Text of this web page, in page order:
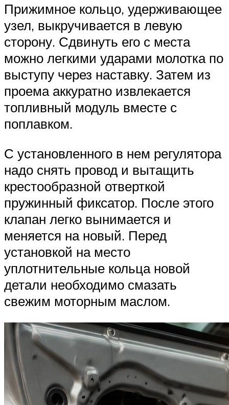
Прижимное кольцо, удерживающее
узел, выкручивается в левую
сторону. Сдвинуть его с места
можно легкими ударами молотка по
выступу через наставку. Затем из
проема аккуратно извлекается
топливный модуль вместе с
поплавком.
С установленного в нем регулятора
надо снять провод и вытащить
крестообразной отверткой
пружинный фиксатор. После этого
клапан легко вынимается и
меняется на новый. Перед
установкой на место
уплотнительные кольца новой
детали необходимо смазать
свежим моторным маслом.